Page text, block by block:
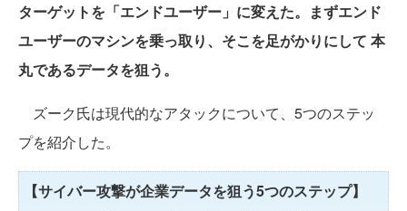
ターゲットを「エンドユーザー」に変えた。まずエンド
ユーザーのマシンを乗っ取り、そこを足がかりにして 本
丸であるデータを狙う。
ズーク氏は現代的なアタックについて、5つのステッ
プを紹介した。
【サイバー攻撃が企業データを狙う5つのステップ】